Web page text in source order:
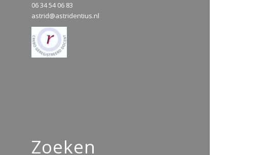
06 34 54 06 83
astrid@astridentius.nl
Zoeken